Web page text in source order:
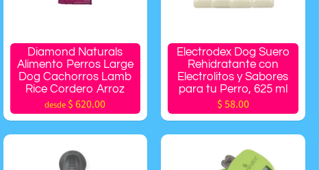
Diamond Naturals
Alimento Perros Large
Dog Cachorros Lamb
Rice Cordero Arroz
desde $ 620.00
Electrodex Dog Suero
Rehidratante con
Electrolitos y Sabores
para tu Perro, 625 ml
$ 58.00